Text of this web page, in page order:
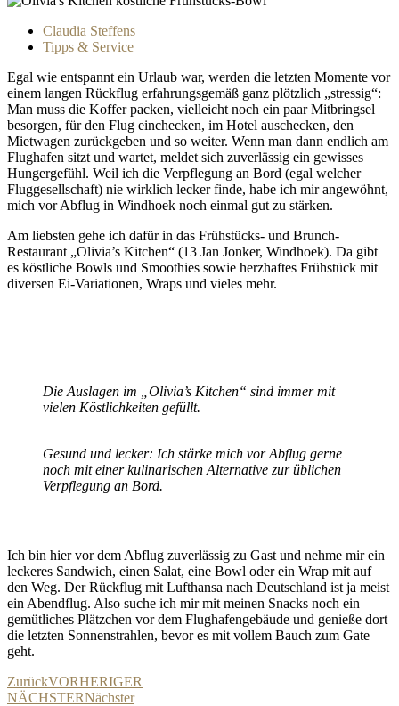
Claudia Steffens
Tipps & Service
Egal wie entspannt ein Urlaub war, werden die letzten Momente vor
einem langen Rückflug erfahrungsgemäß ganz plötzlich „stressig“:
Man muss die Koffer packen, vielleicht noch ein paar Mitbringsel
besorgen, für den Flug einchecken, im Hotel auschecken, den
Mietwagen zurückgeben und so weiter. Wenn man dann endlich am
Flughafen sitzt und wartet, meldet sich zuverlässig ein gewisses
Hungergefühl. Weil ich die Verpflegung an Bord (egal welcher
Fluggesellschaft) nie wirklich lecker finde, habe ich mir angewöhnt,
mich vor Abflug in Windhoek noch einmal gut zu stärken.
Am liebsten gehe ich dafür in das Frühstücks- und Brunch-
Restaurant „Olivia’s Kitchen“ (13 Jan Jonker, Windhoek). Da gibt
es köstliche Bowls und Smoothies sowie herzhaftes Frühstück mit
diversen Ei-Variationen, Wraps und vieles mehr.
Die Auslagen im „Olivia’s Kitchen“ sind immer mit
vielen Köstlichkeiten gefüllt.
Gesund und lecker: Ich stärke mich vor Abflug gerne
noch mit einer kulinarischen Alternative zur üblichen
Verpflegung an Bord.
Ich bin hier vor dem Abflug zuverlässig zu Gast und nehme mir ein
leckeres Sandwich, einen Salat, eine Bowl oder ein Wrap mit auf
den Weg. Der Rückflug mit Lufthansa nach Deutschland ist ja meist
ein Abendflug. Also suche ich mir mit meinen Snacks noch ein
gemütliches Plätzchen vor dem Flughafengebäude und genieße dort
die letzten Sonnenstrahlen, bevor es mit vollem Bauch zum Gate
geht.
ZurückVORHERIGER
NÄCHSTERNächster